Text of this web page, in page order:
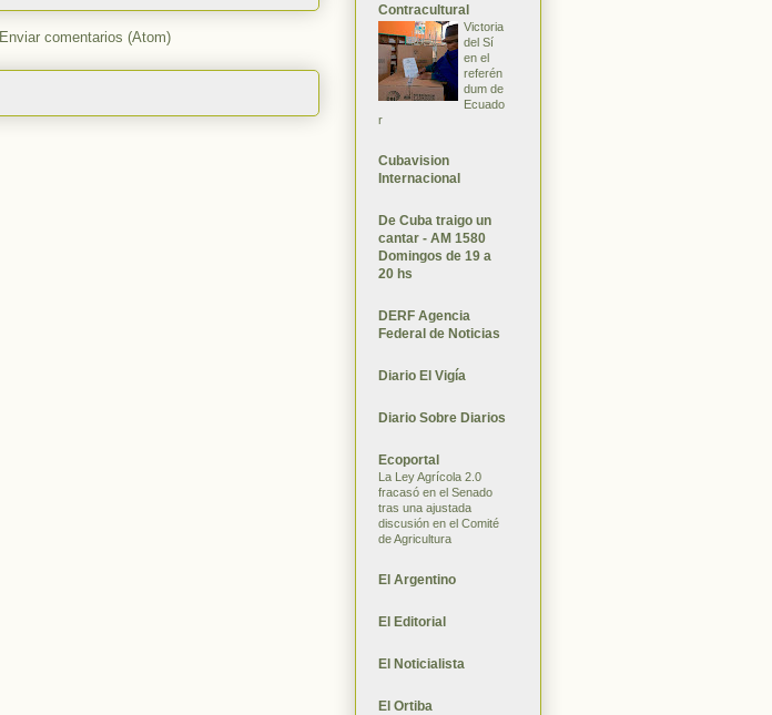
Enviar comentarios (Atom)
Contracultural
Victoria
del Sí
en el
referén
dum de
Ecuado
r
Cubavision
Internacional
De Cuba traigo un
cantar - AM 1580
Domingos de 19 a
20 hs
DERF Agencia
Federal de Noticias
Diario El Vigía
Diario Sobre Diarios
Ecoportal
La Ley Agrícola 2.0
fracasó en el Senado
tras una ajustada
discusión en el Comité
de Agricultura
El Argentino
El Editorial
El Noticialista
El Ortiba